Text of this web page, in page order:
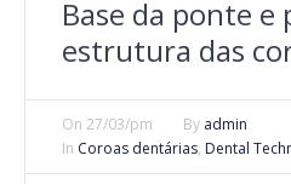
Base da ponte e
estrutura das
On 27/03/pm By admin
In Coroas dentárias, Dental